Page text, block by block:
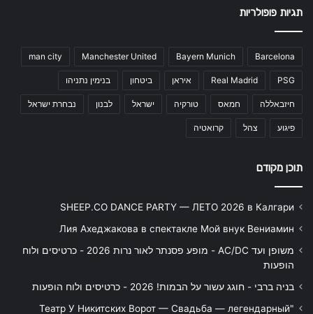
תגיות פופולריות
Barcelona
Bayern Munich
Manchester United
man city
PSG
Real Madrid איראן ביטחון בנימין נתניהו
חיזבאללה חמאס טורקיה ישראל לבנון נבחרת ישראל
פיגוע צהל קרואטיה
תוכן מקודם
SHEEP.CO DANCE PARTY — ЛЕТО 2026 в Калгари
Лия Ахеджакова в спектакле Мой внук Вениамин
משופן ועד AC/DC - מופע פסנתר לאור נרות 2026 - כרטיסים ולוח
הופעות
בניה ברבי - חוגג עשור על הבמות! 2026 - כרטיסים ולוח הופעות
"Театр У Никитских Ворот — Свадьба — легендарный